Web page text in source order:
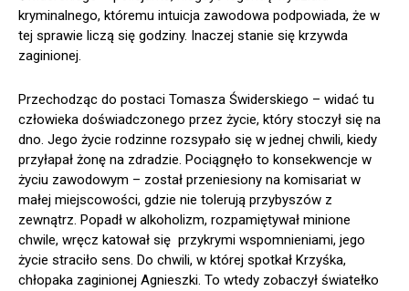
kryminalnego, któremu intuicja zawodowa podpowiada, że w
tej sprawie liczą się godziny. Inaczej stanie się krzywda
zaginionej.
Przechodząc do postaci Tomasza Świderskiego – widać tu
człowieka doświadczonego przez życie, który stoczył się na
dno. Jego życie rodzinne rozsypało się w jednej chwili, kiedy
przyłapał żonę na zdradzie. Pociągnęło to konsekwencje w
życiu zawodowym – został przeniesiony na komisariat w
małej miejscowości, gdzie nie tolerują przybyszów z
zewnątrz. Popadł w alkoholizm, rozpamiętywał minione
chwile, wręcz katował się przykrymi wspomnieniami, jego
życie straciło sens. Do chwili, w której spotkał Krzyśka,
chłopaka zaginionej Agnieszki. To wtedy zobaczył światełko